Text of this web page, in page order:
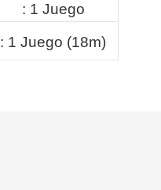
: 1 Juego
: 1 Juego (18m)